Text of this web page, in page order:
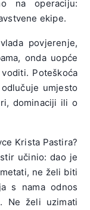
na operaciju:
ekipe.
povjerenje,
onda uopće
Poteškoća
umjesto
dominaciji ili o
Krista Pastira?
učinio: dao je
ne želi biti
s nama odnos
Ne želi uzimati